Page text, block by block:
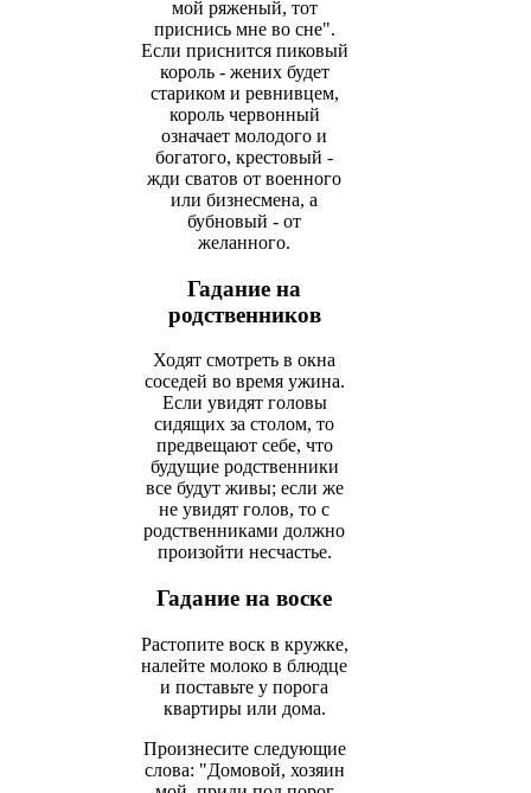
мой ряженый, тот
приснись мне во сне".
Если приснится пиковый
король - жених будет
стариком и ревнивцем,
король червонный
означает молодого и
богатого, крестовый -
жди сватов от военного
или бизнесмена, а
бубновый - от
желанного.
Гадание на
родственников
Ходят смотреть в окна
соседей во время ужина.
Если увидят головы
сидящих за столом, то
предвещают себе, что
будущие родственники
все будут живы; если же
не увидят голов, то с
родственниками должно
произойти несчастье.
Гадание на воске
Растопите воск в кружке,
налейте молоко в блюдце
и поставьте у порога
квартиры или дома.
Произнесите следующие
слова: "Домовой, хозяин